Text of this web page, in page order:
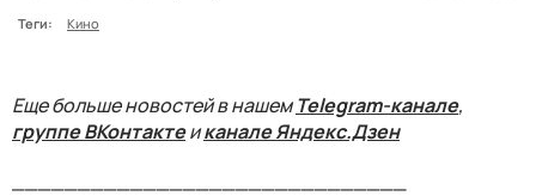
Теги:
Кино
Еще больше новостей в нашемTelegram-канале,
группе ВКонтактеиканале Яндекс.Дзен